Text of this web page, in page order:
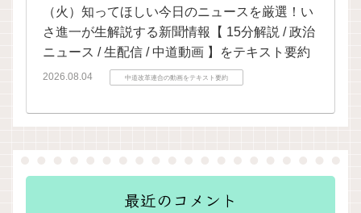
（火）知ってほしい今日のニュースを厳選！い
さ進一が生解説する新聞情報【 15分解説 / 政治
ニュース / 生配信 / 中道動画 】をテキスト要約
2026.08.04 中道改革連合の動画をテキスト要約
最近のコメント